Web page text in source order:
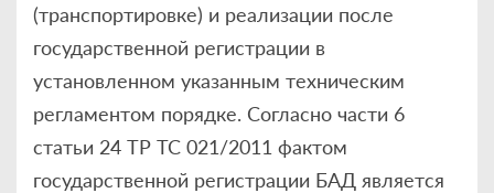
(транспортировке) и реализации после
государственной регистрации в
установленном указанным техническим
регламентом порядке. Согласно части 6
статьи 24 ТР ТС 021/2011 фактом
государственной регистрации БАД является